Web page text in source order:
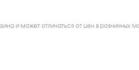
и может отличаться от цен в розничных